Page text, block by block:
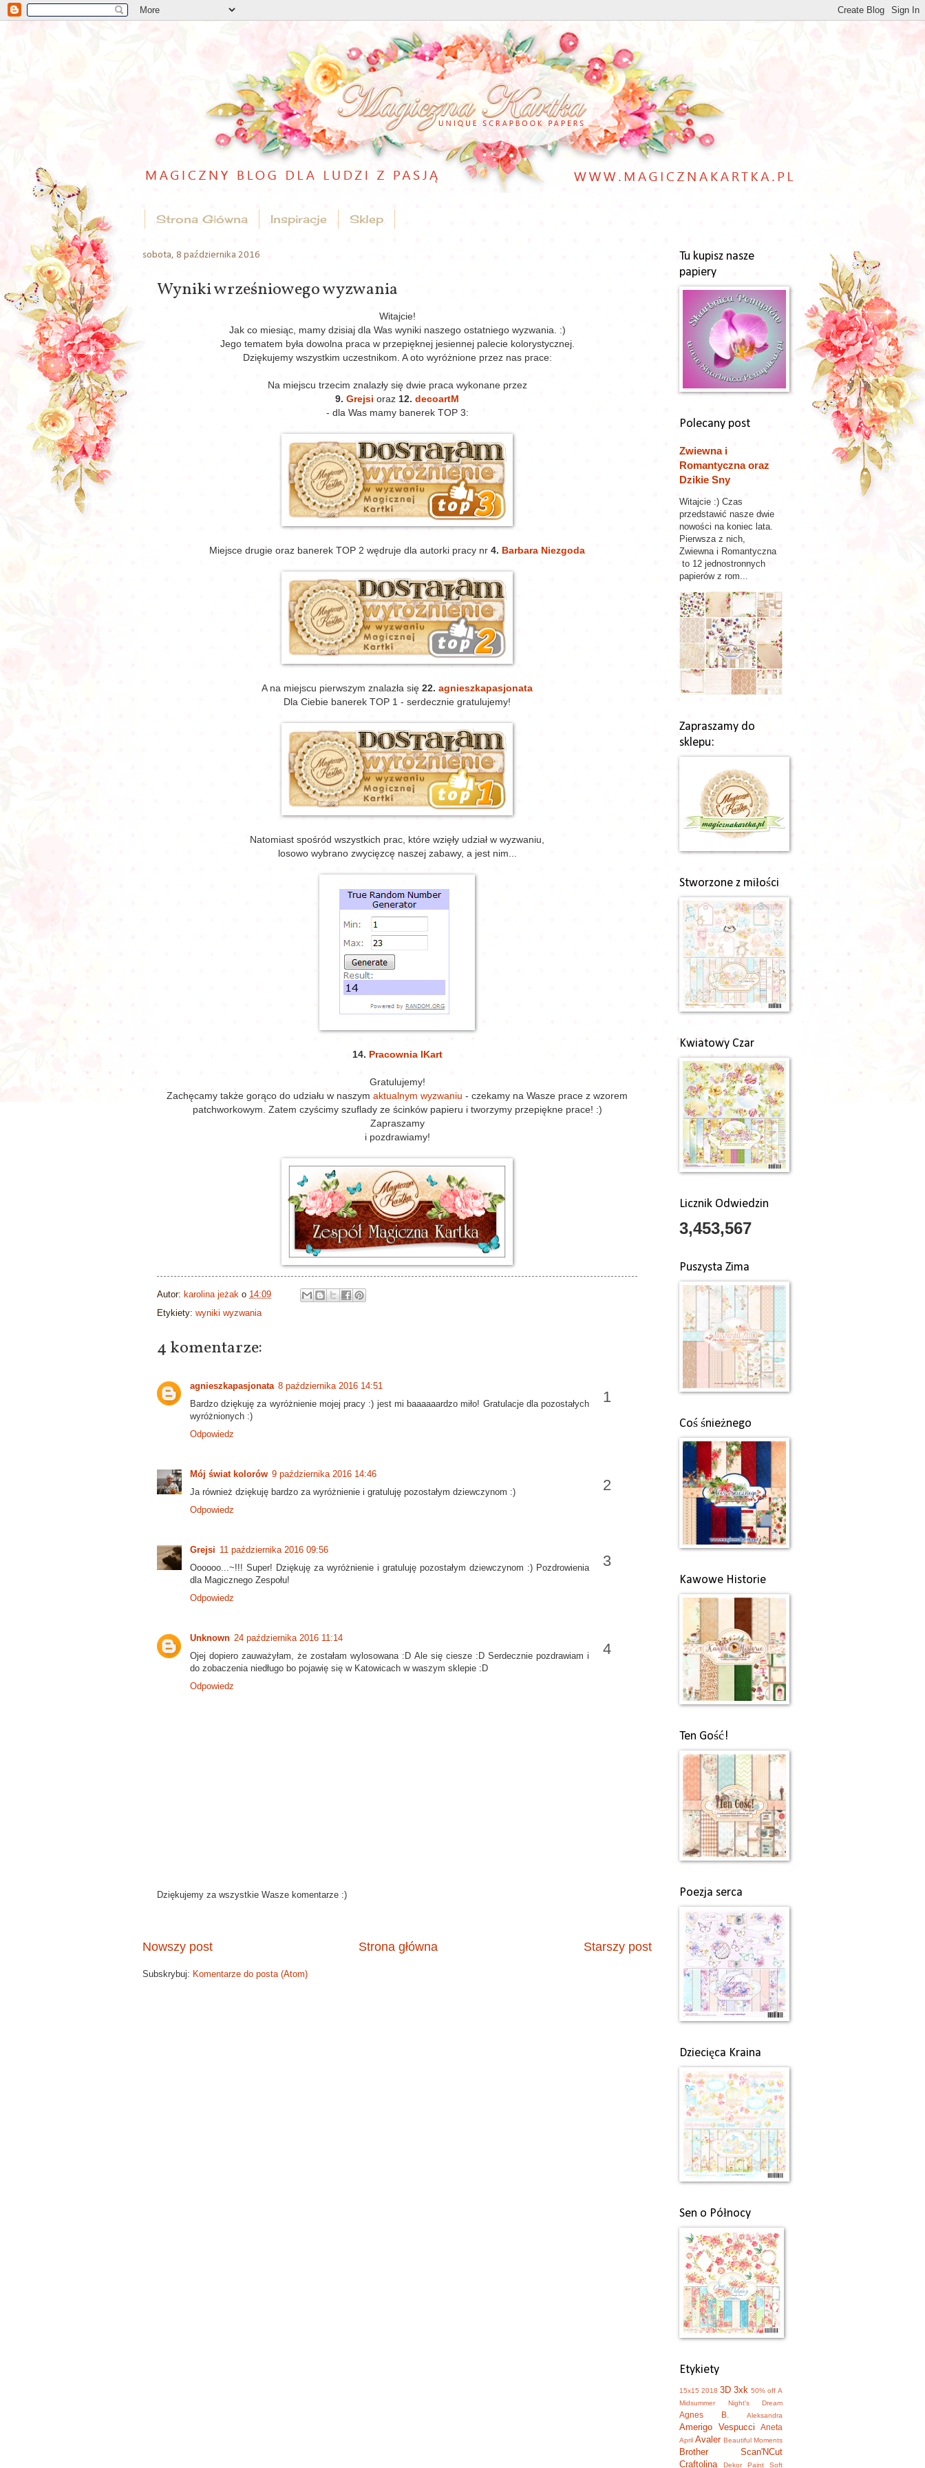
Strona Główna Inspiracje Sklep
sobota, 8 października 2016
Wyniki wrześniowego wyzwania
Witajcie!
Jak co miesiąc, mamy dzisiaj dla Was wyniki naszego ostatniego wyzwania. :)
Jego tematem była dowolna praca w przepięknej jesiennej palecie kolorystycznej.
Dziękujemy wszystkim uczestnikom. A oto wyróżnione przez nas prace:
Na miejscu trzecim znalazły się dwie praca wykonane przez
9. Grejsi oraz 12. decoartM
- dla Was mamy banerek TOP 3:
Miejsce drugie oraz banerek TOP 2 wędruje dla autorki pracy nr 4. Barbara Niezgoda
A na miejscu pierwszym znalazła się 22. agnieszkapasjonata
Dla Ciebie banerek TOP 1 - serdecznie gratulujemy!
Natomiast spośród wszystkich prac, które wzięły udział w wyzwaniu,
losowo wybrano zwycięzcę naszej zabawy, a jest nim...
14. Pracownia IKart
Gratulujemy!
Zachęcamy także gorąco do udziału w naszym aktualnym wyzwaniu - czekamy na Wasze prace z wzorem
patchworkowym. Zatem czyścimy szuflady ze ścinków papieru i tworzymy przepiękne prace! :)
Zapraszamy
i pozdrawiamy!
Autor: karolina jeżak o 14:09
Etykiety: wyniki wyzwania
4 komentarze:
agnieszkapasjonata 8 października 2016 14:51
Bardzo dziękuję za wyróżnienie mojej pracy :) jest mi baaaaaardzo miło! Gratulacje dla pozostałych
wyróżnionych :)
Odpowiedz
Mój świat kolorów 9 października 2016 14:46
Ja również dziękuję bardzo za wyróżnienie i gratuluję pozostałym dziewczynom :)
Odpowiedz
Grejsi 11 października 2016 09:56
Oooooo...~!!! Super! Dziękuję za wyróżnienie i gratuluję pozostałym dziewczynom :) Pozdrowienia
dla Magicznego Zespołu!
Odpowiedz
Unknown 24 października 2016 11:14
Ojej dopiero zauważyłam, że zostałam wylosowana :D Ale się ciesze :D Serdecznie pozdrawiam i
do zobaczenia niedługo bo pojawię się w Katowicach w waszym sklepie :D
Odpowiedz
Dziękujemy za wszystkie Wasze komentarze :)
Nowszy post Starszy post
Strona główna
Subskrybuj: Komentarze do posta (Atom)
Tu kupisz nasze
papiery
Polecany post
Zwiewna i
Romantyczna oraz
Dzikie Sny
Witajcie :) Czas
przedstawić nasze dwie
nowości na koniec lata.
Pierwsza z nich,
Zwiewna i Romantyczna
to 12 jednostronnych
papierów z rom...
Zapraszamy do
sklepu:
Stworzone z miłości
Kwiatowy Czar
Licznik Odwiedzin
3,453,567
Puszysta Zima
Coś śnieżnego
Kawowe Historie
Ten Gość!
Poezja serca
Dziecięca Kraina
Sen o Północy
Etykiety
15x15 2018 3D 3xk 50% off A
Midsummer Night's Dream
Agnes B. Aleksandra
Amerigo Vespucci Aneta
April Avaler Beautiful Moments
Brother Scan'NCut
Craftolina
Dekor Paint Soft